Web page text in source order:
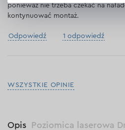
ponieważ nie trzeba czekać na
kontynuować montaż.
Odpowiedź 1 odpowiedź
WSZYSTKIE OPINIE
Opis Poziomica laserowa